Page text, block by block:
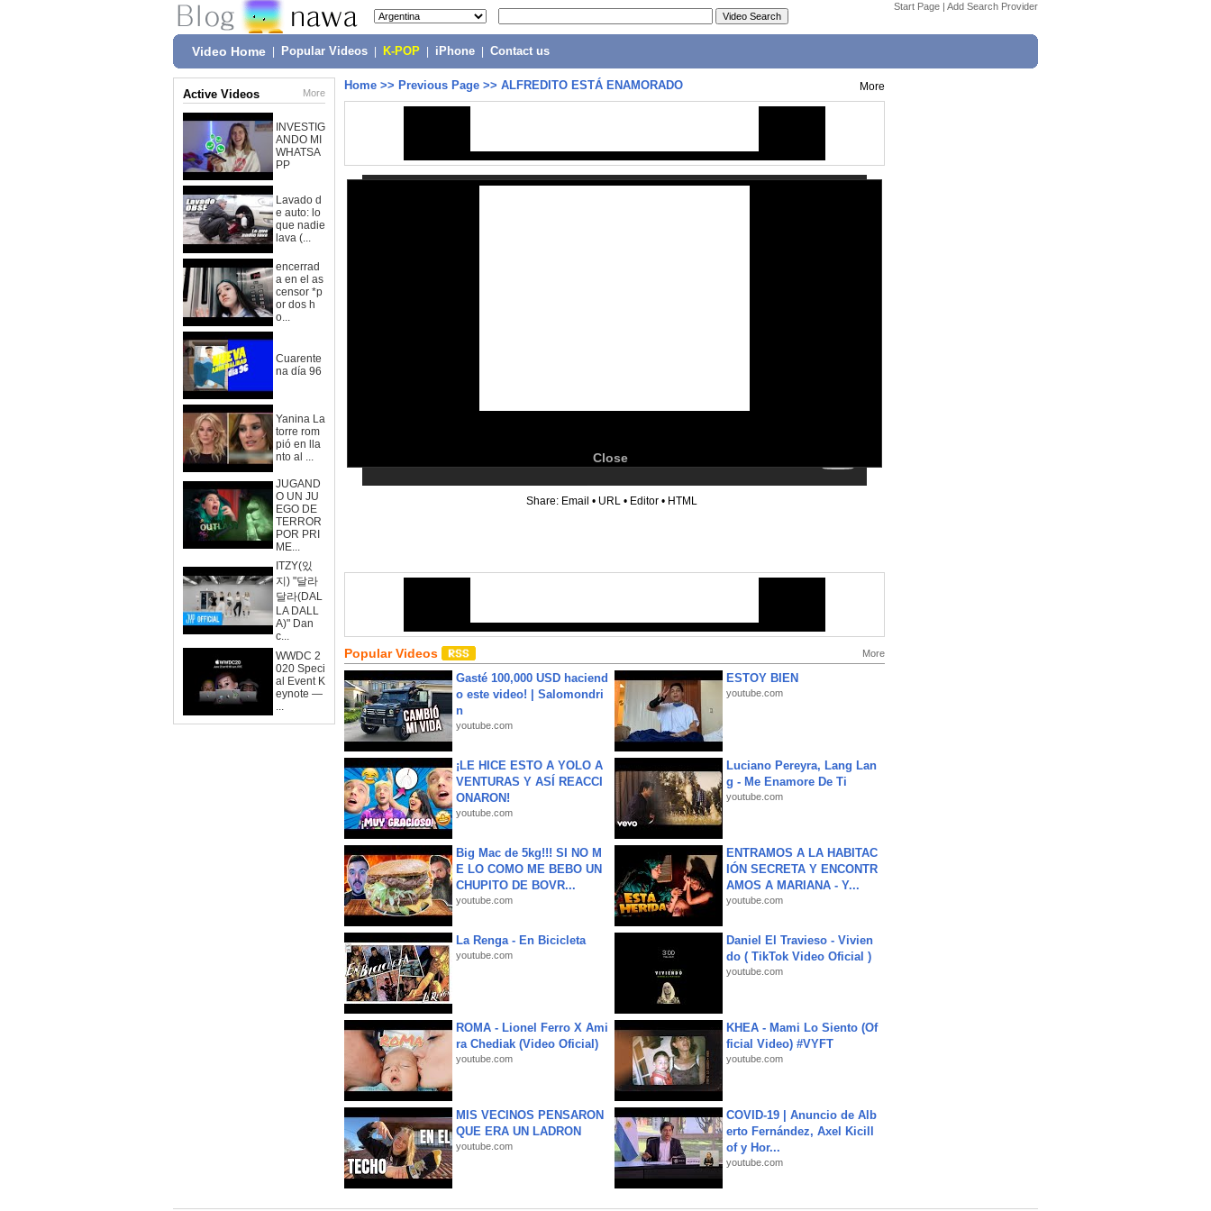
Start Page | Add Search Provider
Video Home Popular Videos K-POP iPhone Contact us
Active Videos More
INVESTIG
ANDO MI
WHATSA
PP
Lavado d
e auto: lo
que nadie
lava (...
encerrad
a en el as
censor *p
or dos h
o...
Cuarente
na día 96
Yanina La
torre rom
pió en lla
nto al ...
JUGAND
O UN JU
EGO DE
TERROR
POR PRI
ME...
ITZY(있
지) "달라
달라(DAL
LA DALL
A)" Dan
c...
WWDC 2
020 Speci
al Event K
eynote —
...
Home >> Previous Page >> ALFREDITO ESTÁ ENAMORADO More
Close
Share: Email • URL • Editor • HTML
Popular Videos More
Gasté 100,000 USD haciend
o este video! | Salomondri
n
youtube.com
ESTOY BIEN
youtube.com
¡LE HICE ESTO A YOLO A
VENTURAS Y ASÍ REACCI
ONARON!
youtube.com
Luciano Pereyra, Lang Lan
g - Me Enamore De Ti
youtube.com
Big Mac de 5kg!!! SI NO M
E LO COMO ME BEBO UN
CHUPITO DE BOVR...
youtube.com
ENTRAMOS A LA HABITAC
IÓN SECRETA Y ENCONTR
AMOS A MARIANA - Y...
youtube.com
La Renga - En Bicicleta
youtube.com
Daniel El Travieso - Vivien
do ( TikTok Video Oficial )
youtube.com
ROMA - Lionel Ferro X Ami
ra Chediak (Video Oficial)
youtube.com
KHEA - Mami Lo Siento (Of
ficial Video) #VYFT
youtube.com
MIS VECINOS PENSARON
QUE ERA UN LADRON
youtube.com
COVID-19 | Anuncio de Alb
erto Fernández, Axel Kicill
of y Hor...
youtube.com